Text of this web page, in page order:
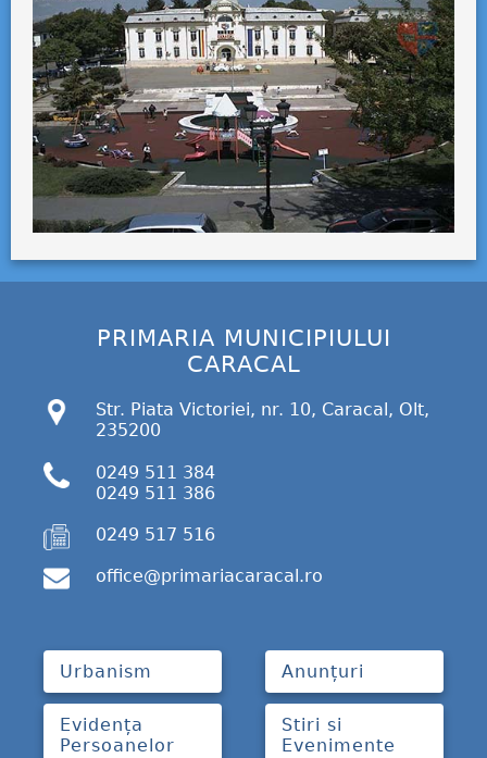
PRIMARIA MUNICIPIULUI
CARACAL
Str. Piata Victoriei, nr. 10, Caracal, Olt,
235200
0249 511 384
0249 511 386
0249 517 516
office@primariacaracal.ro
Urbanism
Evidența
Persoanelor
Anunțuri
Stiri si
Evenimente